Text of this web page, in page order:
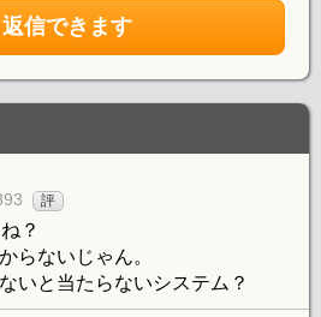
返信できます
評
？
らないじゃん。
いと当たらないシステム？